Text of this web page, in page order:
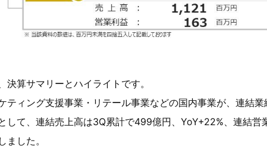
決算サマリーとハイライトです。
ティング支援事業・リテール事業などの国内事業が、連結業
して、連結売上高は3Q累計で499億円、YoY+22%、連結
ました。